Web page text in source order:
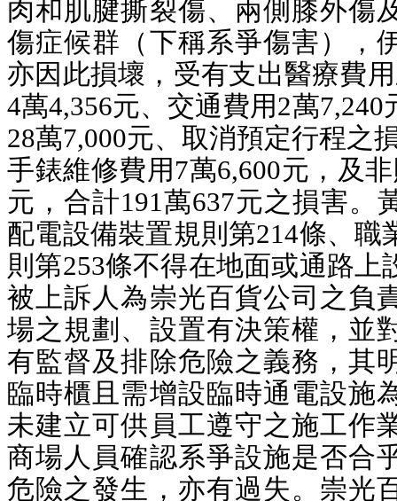
肉和肌腱撕裂傷、兩側膝外傷
傷症候群（下稱系爭傷害），
亦因此損壞，受有支出醫療費
4萬4,356元、交通費用2萬
28萬7,000元、取消預定行程之
手錶維修費用7萬6,600元，及
元，合計191萬637元之損害。
配電設備裝置規則第214條、職
則第253條不得在地面或通路上
被上訴人為崇光百貨公司之負
場之規劃、設置有決策權，並
有監督及排除危險之義務，其
臨時櫃且需增設臨時通電設施
未建立可供員工遵守之施工作
商場人員確認系爭設施是否合
危險之發生，亦有過失。崇光